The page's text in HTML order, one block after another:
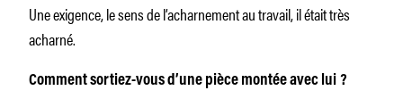
Une exigence, le sens de l’acharnement au travail, il était très
acharné.
Comment sortiez-vous d’une pièce montée avec lui ?